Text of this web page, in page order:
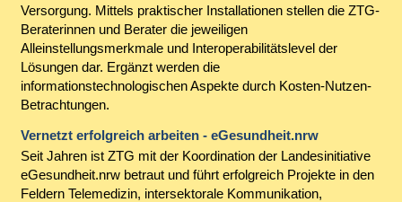
Versorgung. Mittels praktischer Installationen stellen die ZTG-
Beraterinnen und Berater die jeweiligen
Alleinstellungsmerkmale und Interoperabilitätslevel der
Lösungen dar. Ergänzt werden die
informationstechnologischen Aspekte durch Kosten-Nutzen-
Betrachtungen.
Vernetzt erfolgreich arbeiten - eGesundheit.nrw
Seit Jahren ist ZTG mit der Koordination der Landesinitiative
eGesundheit.nrw betraut und führt erfolgreich Projekte in den
Feldern Telemedizin, intersektorale Kommunikation,